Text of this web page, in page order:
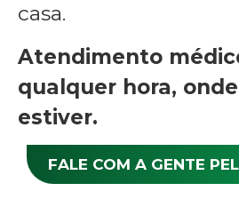
casa.
Atendimento
qualquer hora,
estiver.
FALE COM A GENTE